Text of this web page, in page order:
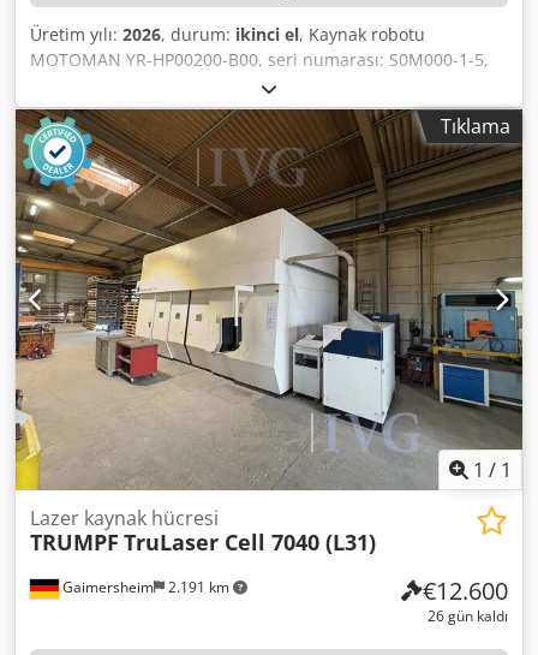
Üretim yılı: 2026, durum: ikinci el, Kaynak robotu
MOTOMAN YR-HP00200-B00, seri numarası: S0M000-1-5,
üretim yılı: 2010, cıvata kaynakları için 2 kaynak başlığı,
MIG/MAG kaynağı, her biri 1 depolama alanı ve 1
değiştirme mekanizması ile, 1 kontrol paneli, cihaz
numarası 30033151, kontrol ünitesi DX100, seri numarası:
HE0305977, 1 kaynak güç kaynağı HBS IT90, 3 üfleme
mekanizması, her biri 1 titreşim haznesi ve ayırma
mekanizması VBZ3 ile, 1 döner kollu vinç, 1 dengeleyici, 1
değiştirilebilir palet, 1 döner mekanizma, 1 ızgara
muhafaza, 1 ışık bariyeri sistemi SICK, 1 üst lamba, 1
emme sistemi, 1 kaynak güç kaynağı LEIPOLD LQC
MIG/MAG, otomatik tel besleme, proses izleme.
Djdpfxozqzdis Ag Eeck
Tıklama
1 / 1
Gaimersheim 2.191 km
Lazer kaynak hücresi
TRUMPF TruLaser Cell 7040 (L31)
€12.600
26 gün kaldı